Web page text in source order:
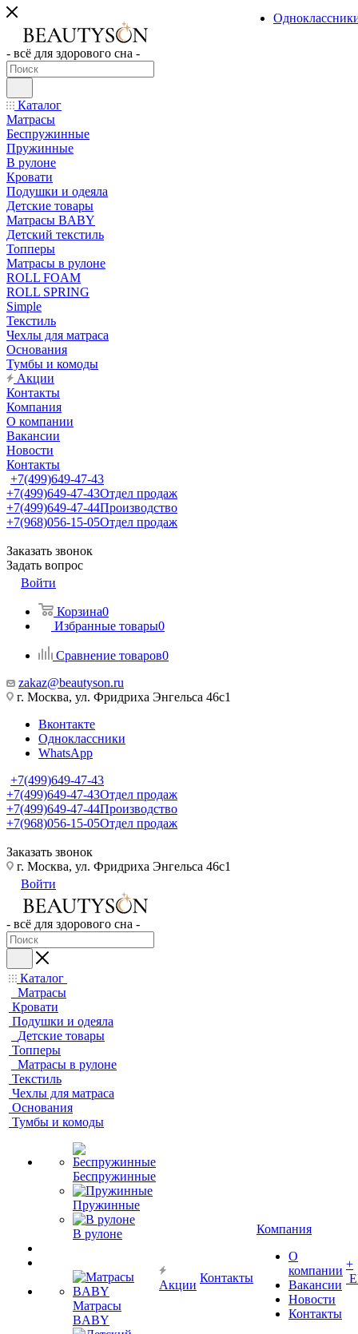
- всё для здорового сна -
Каталог
Матрасы
Беспружинные
Пружинные
В рулоне
Кровати
Подушки и одеяла
Детские товары
Матрасы BABY
Детский текстиль
Топперы
Матрасы в рулоне
ROLL FOAM
ROLL SPRING
Simple
Текстиль
Чехлы для матраса
Основания
Тумбы и комоды
Акции
Контакты
Компания
О компании
Вакансии
Новости
Контакты
+7(499)649-47-43
+7(499)649-47-43Отдел продаж
+7(499)649-47-44Производство
+7(968)056-15-05Отдел продаж
Заказать звонок
Задать вопрос
Войти
Корзина0
Избранные товары0
Сравнение товаров0
zakaz@beautyson.ru
г. Москва, ул. Фридриха Энгельса 46с1
Вконтакте
Одноклассники
WhatsApp
+7(499)649-47-43
+7(499)649-47-43Отдел продаж
+7(499)649-47-44Производство
+7(968)056-15-05Отдел продаж
Заказать звонок
г. Москва, ул. Фридриха Энгельса 46с1
Войти
- всё для здорового сна -
Каталог
Матрасы
Кровати
Подушки и одеяла
Детские товары
Топперы
Матрасы в рулоне
Текстиль
Чехлы для матраса
Основания
Тумбы и комоды
Беспружинные
Пружинные
В рулоне
Матрасы
BABY
Акции
Контакты
Компания
О
компании
Вакансии
Новости
Контакты
+